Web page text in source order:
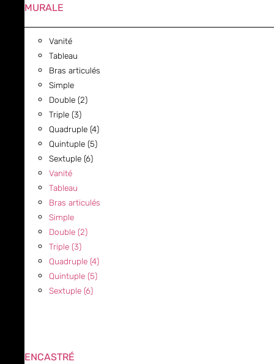
MURALE
Vanité
Tableau
Bras articulés
Simple
Double (2)
Triple (3)
Quadruple (4)
Quintuple (5)
Sextuple (6)
Vanité
Tableau
Bras articulés
Simple
Double (2)
Triple (3)
Quadruple (4)
Quintuple (5)
Sextuple (6)
ENCASTRÉ